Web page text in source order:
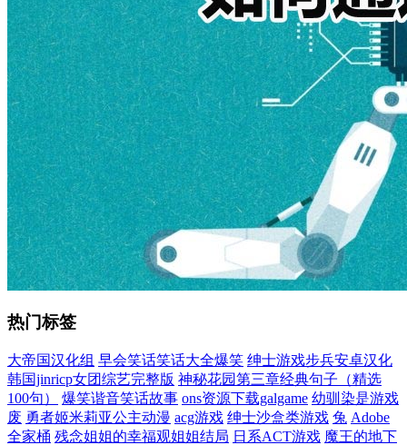
热门标签
大帝国汉化组 早会笑话笑话大全爆笑 绅士游戏步兵安卓汉化
韩国jinricp女团综艺完整版 神秘花园第三章经典句子（精选
100句）
爆笑谐音笑话故事 ons资源下载galgame 幼驯染是游戏
废 勇者姬米莉亚公主动漫 acg游戏 绅士沙盒类游戏 兔 Adobe
全家桶 残念姐姐的幸福观姐姐结局 日系ACT游戏 魔王的地下